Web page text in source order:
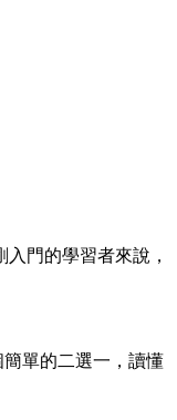
門的學習者來說，
單的二選一，讀懂